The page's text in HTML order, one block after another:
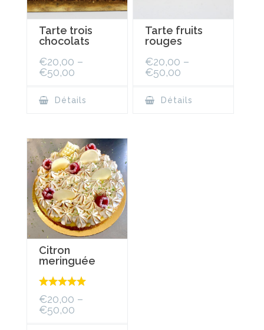
Tarte trois
chocolats
€20,00 –
€50,00
Détails
Tarte fruits
rouges
€20,00 –
€50,00
Détails
Citron
meringuée
sur 5
€20,00 –
€50,00